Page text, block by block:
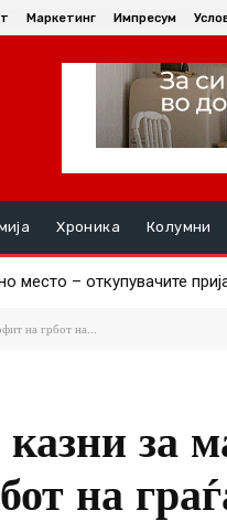
Маркетинг Импресум
Хроника Колумни
– откупувачите
пристигна, другиот за
на грбот на...
за
на